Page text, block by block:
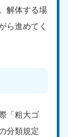
解体する場
ら進めてく
「粗大ゴ
分類規定
県
5260
年中無休
5257
年中無休